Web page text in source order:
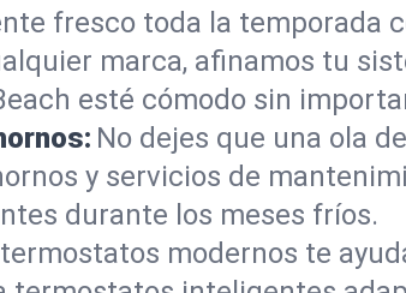
fresco toda la temporada
marca, afinamos tu
esté cómodo sin
No dejes que una ola
y servicios de
durante los meses fríos.
modernos te